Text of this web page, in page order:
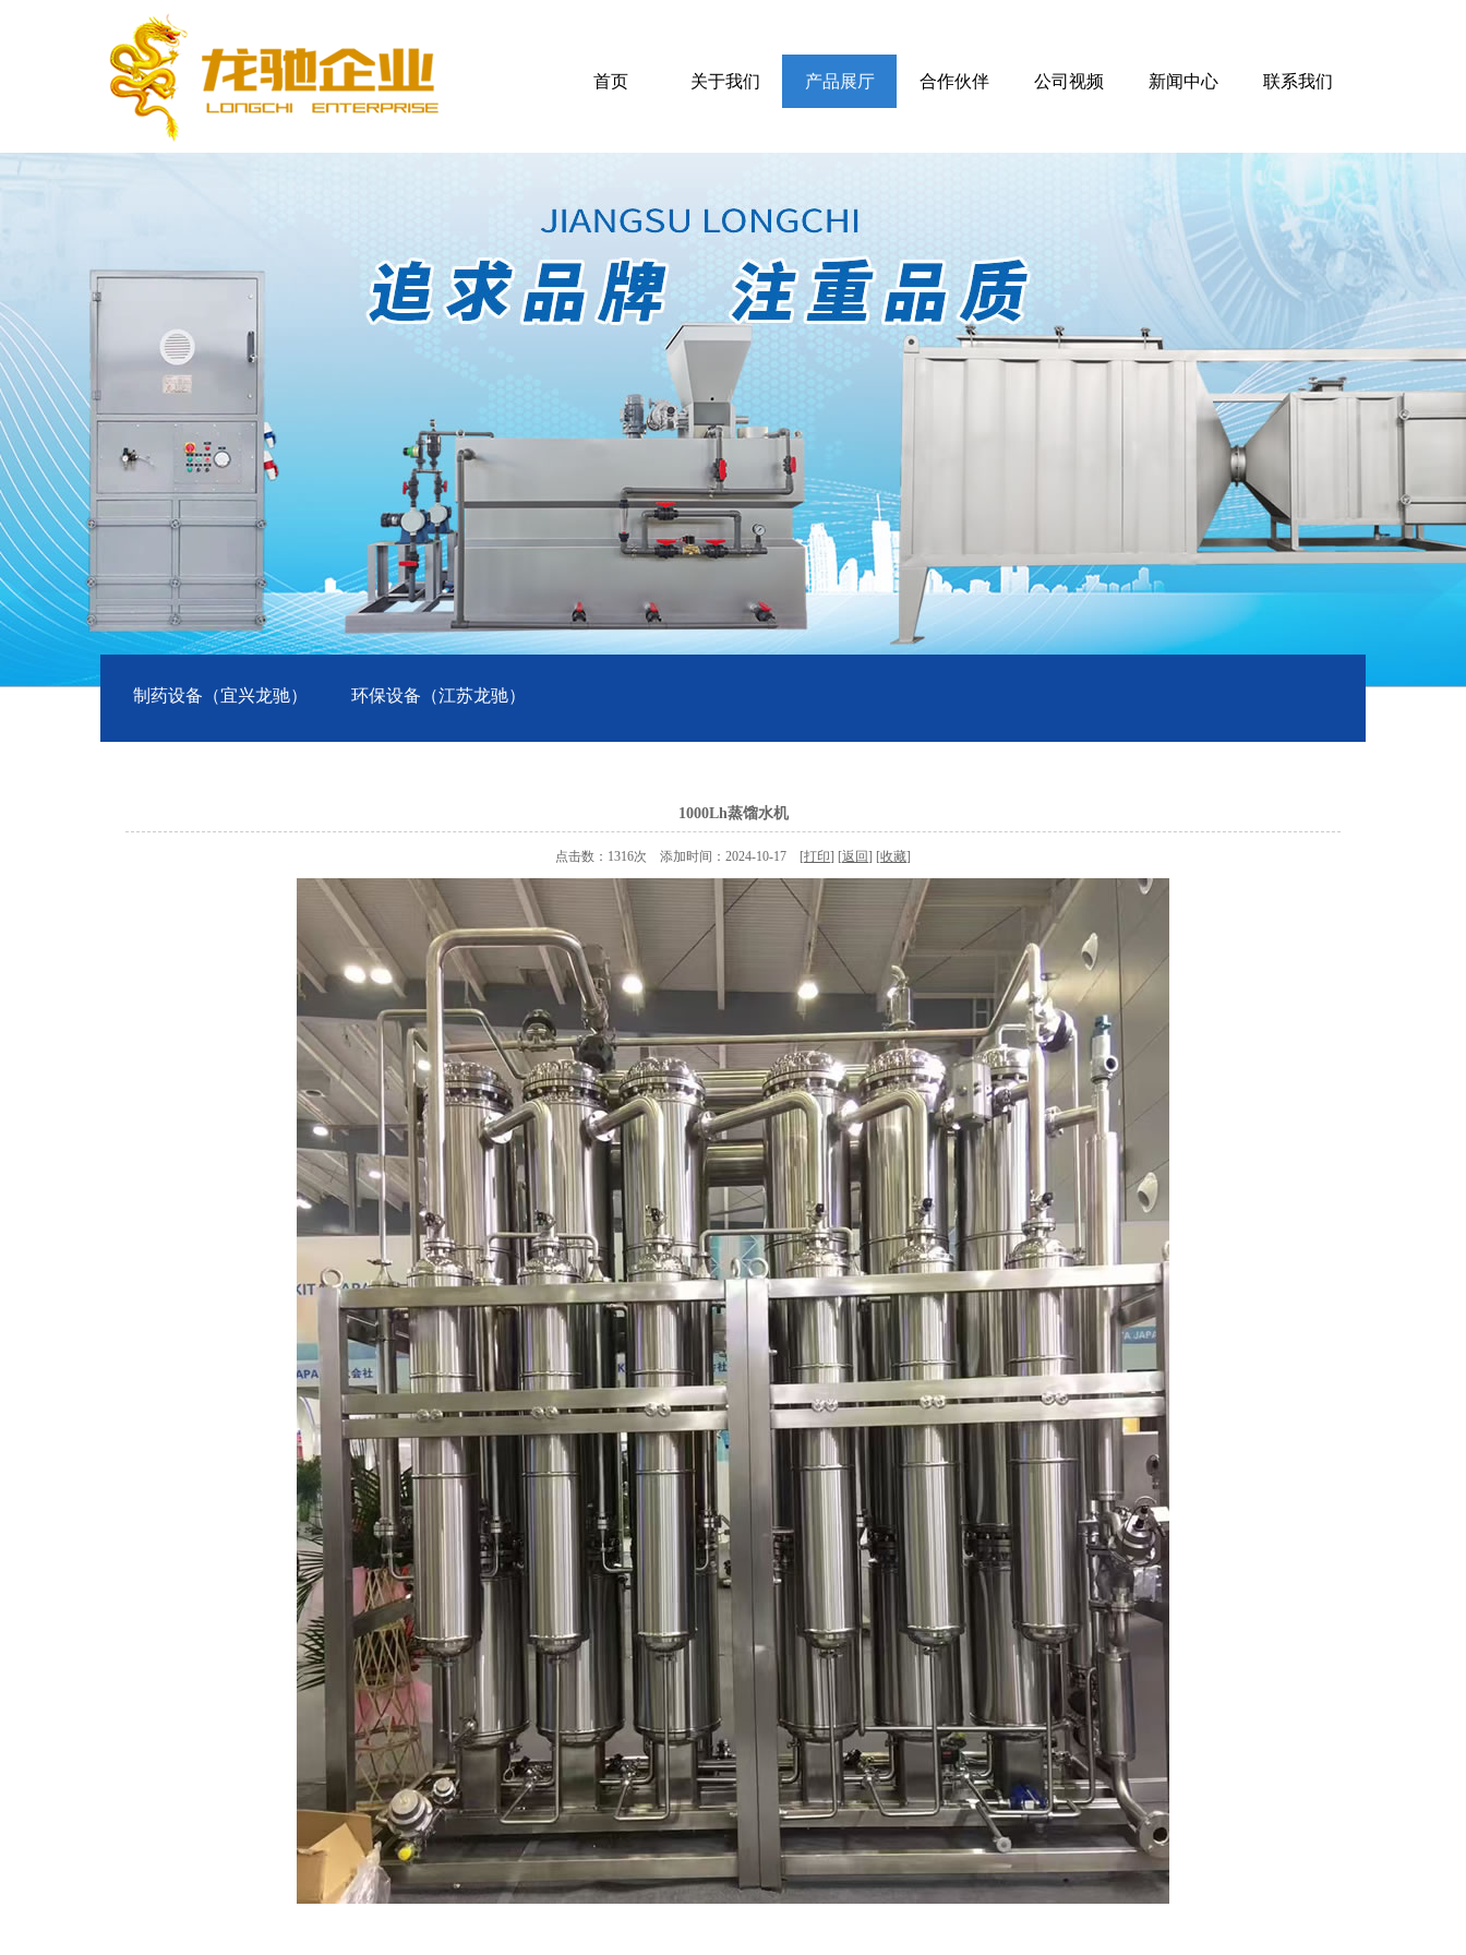
首页 关于我们 产品展厅 合作伙伴 公司视频 新闻中心 联系我们
制药设备（宜兴龙驰） 环保设备（江苏龙驰）
1000Lh蒸馏水机
点击数：1316次 添加时间：2024-10-17 [打印] [返回] [收藏]